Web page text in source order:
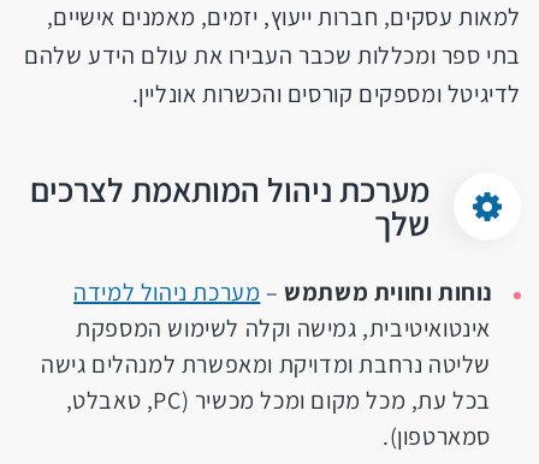
למאות עסקים, חברות ייעוץ, יזמים, מאמנים אישיים,
בתי ספר ומכללות שכבר העבירו את עולם הידע שלהם
לדיגיטל ומספקים קורסים והכשרות אונליין.
מערכת ניהול המותאמת לצרכים
שלך
נוחות וחווית משתמש – מערכת ניהול למידה
אינטואיטיבית, גמישה וקלה לשימוש המספקת
שליטה נרחבת ומדויקת ומאפשרת למנהלים גישה
בכל עת, מכל מקום ומכל מכשיר (PC, טאבלט,
סמארטפון).